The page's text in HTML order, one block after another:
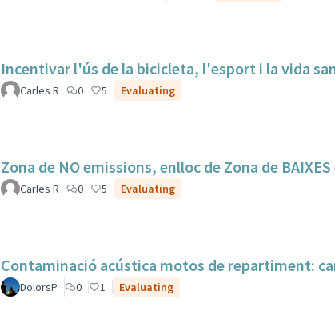
Incentivar l'ús de la bicicleta, l'esport i la vida
Carles R 0 5 Evaluating
Zona de NO emissions, enlloc de Zona de
Carles R 0 5 Evaluating
Contaminació acústica motos de repartiment:
DolorsP 0 1 Evaluating